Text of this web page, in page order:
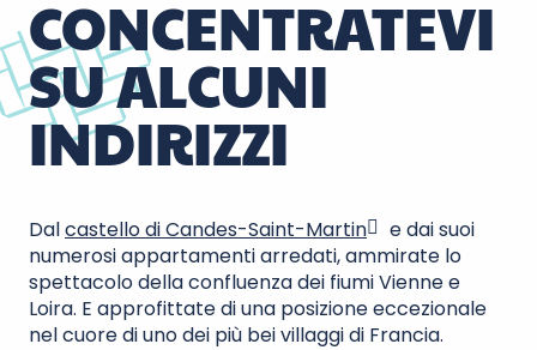
CONCENTRATEVI
SU ALCUNI
INDIRIZZI
Dalcastello di Candes-Saint-Martin
e dai suoi
numerosi appartamenti arredati, ammirate lo
spettacolo della confluenza dei fiumi Vienne e
Loira. E approfittate di una posizione eccezionale
nel cuore di uno dei più bei villaggi di Francia.